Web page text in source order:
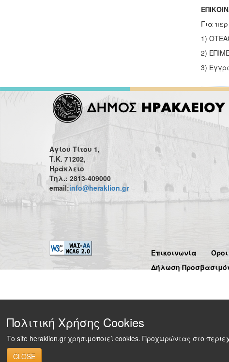
Για
1)
2)
3)
Αγίου Τίτου 1,
Τ.Κ. 71202,
Ηράκλειο
Τηλ.: 2813-409000
email:info@heraklion.gr
Επικοινωνία
Δήλωση
Πολιτική Χρήσης Cookies
Το site heraklion.gr χρησιμοποιεί cookies. Προχωρώντας στο
CLOSE